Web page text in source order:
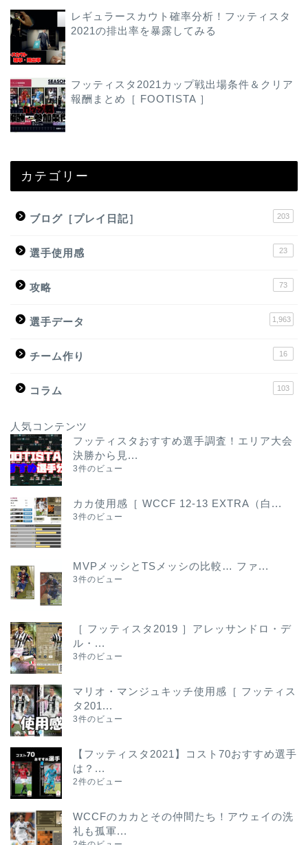
レギュラースカウト確率分析！フッティスタ
2021の排出率を暴露してみる
フッティスタ2021カップ戦出場条件＆クリア
報酬まとめ［ FOOTISTA ］
カテゴリー
ブログ［プレイ日記］ 203
選手使用感 23
攻略 73
選手データ 1,963
チーム作り 16
コラム 103
人気コンテンツ
フッティスタおすすめ選手調査！エリア大会
決勝から見...
3件のビュー
カカ使用感［ WCCF 12-13 EXTRA（白...
3件のビュー
MVPメッシとTSメッシの比較… ファ...
3件のビュー
［ フッティスタ2019 ］アレッサンドロ・デ
ル・...
3件のビュー
マリオ・マンジュキッチ使用感［ フッティス
タ201...
3件のビュー
【フッティスタ2021】コスト70おすすめ選手
は？...
2件のビュー
WCCFのカカとその仲間たち！アウェイの洗
礼も孤軍...